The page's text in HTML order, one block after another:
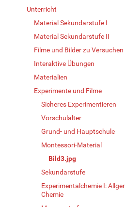
Unterricht
Material Sekundarstufe I
Material Sekundarstufe II
Filme und Bilder zu Versuchen
Interaktive Übungen
Materialien
Experimente und Filme
Sicheres Experimentieren
Vorschulalter
Grund- und Hauptschule
Montessori-Material
Bild3.jpg
Sekundarstufe
Experimentalchemie I:
Chemie